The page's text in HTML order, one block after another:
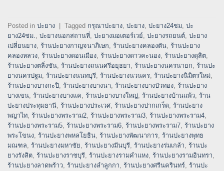
Posted in ปะยาง Tagged กรุณาปะยาง, ปะยาง, ปะยาง24ชม, ปะ
ยาง24ชม., ปะยางนอกสถานที่, ปะยางมอเตอร์เวย์, ปะยางรถยนต์, ปะยาง
เปลี่ยนยาง, ร้านปะยางกาญจนาภิเษก, ร้านปะยางคลองตัน, ร้านปะยาง
คลองหลวง, ร้านปะยางดอนเมือง, ร้านปะยางดาวคะนอง, ร้านปะยางดุสิต,
ร้านปะยางตลิ่งชัน, ร้านปะยางถนนศรีอยุธยา, ร้านปะยางนครนายก, ร้านปะ
ยางนครปฐม, ร้านปะยางนนทบุรี, ร้านปะยางนวนคร, ร้านปะยางนิมิตรใหม่,
ร้านปะยางบางกะปิ, ร้านปะยางบางนา, ร้านปะยางบางบัวทอง, ร้านปะยาง
บางเขน, ร้านปะยางบางแค, ร้านปะยางบางใหญ่, ร้านปะยางบ้านแพ้ว, ร้าน
ปะยางประทุมธานี, ร้านปะยางประเวศ, ร้านปะยางปากเกร็ด, ร้านปะยาง
พญาไท, ร้านปะยางพระราม2, ร้านปะยางพระราม3, ร้านปะยางพระราม4,
ร้านปะยางพระราม5, ร้านปะยางพระราม6, ร้านปะยางพระราม7, ร้านปะยาง
พระโขนง, ร้านปะยางพหลโยธิน, ร้านปะยางพัฒนาการ, ร้านปะยางพุทธ
มณฑล, ร้านปะยางมหาชัย, ร้านปะยางมีนบุรี, ร้านปะยางร่มเกล้า, ร้านปะ
ยางรังสิต, ร้านปะยางราชบุรี, ร้านปะยางรามคำแหง, ร้านปะยางรามอินทรา,
ร้านปะยางลาดพร้าว, ร้านปะยางลำลูกกา, ร้านปะยางศรีนครินทร์, ร้านปะ